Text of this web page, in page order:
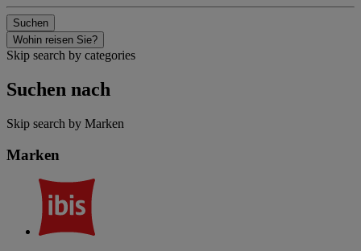
Suchen
Wohin reisen Sie?
Skip search by categories
Suchen nach
Skip search by Marken
Marken